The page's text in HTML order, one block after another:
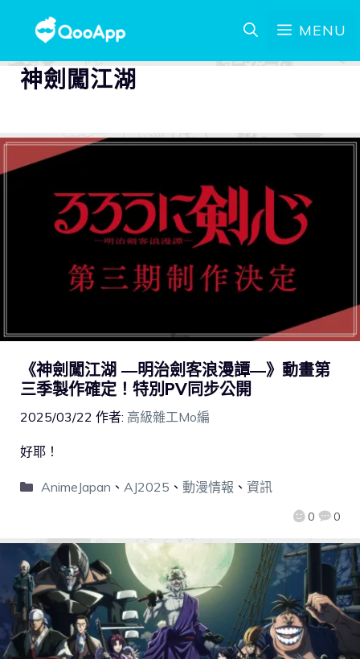
MENU
神劍闖江湖
《神劍闖江湖 ―明治劍客浪漫譚―》動畫第
三季製作確定！特別PV同步公開
2025/03/22 作者: 高級雜工Mo編
0 0
好耶！
AnimeJapan 、 AJ2025 、 動漫情報 、 資訊